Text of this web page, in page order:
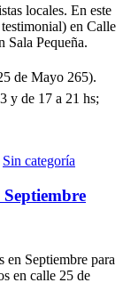
locales. En este
en Calle
Pequeña.
de Mayo 265).
y de 17 a 21 hs;
Sin categoría
en Septiembre para
en calle 25 de